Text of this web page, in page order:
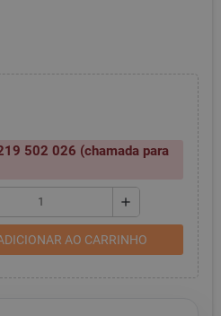
502 026 (chamada para
add
AO CARRINHO